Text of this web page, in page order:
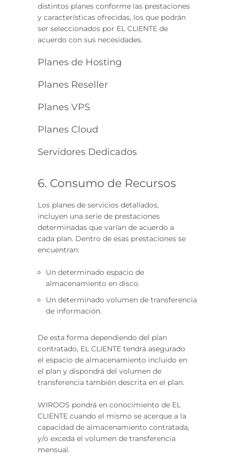
distintos planes conforme las prestaciones
y características ofrecidas, los que podrán
ser seleccionados por EL CLIENTE de
acuerdo con sus necesidades.
Planes de Hosting
Planes Reseller
Planes VPS
Planes Cloud
Servidores Dedicados
6. Consumo de Recursos
Los planes de servicios detallados,
incluyen una serie de prestaciones
determinadas que varían de acuerdo a
cada plan. Dentro de esas prestaciones se
encuentran:
Un determinado espacio de
almacenamiento en disco.
Un determinado volumen de transferencia
de información.
De esta forma dependiendo del plan
contratado, EL CLIENTE tendrá asegurado
el espacio de almacenamiento incluido en
el plan y dispondrá del volumen de
transferencia también descrita en el plan.
WIROOS pondrá en conocimiento de EL
CLIENTE cuando el mismo se acerque a la
capacidad de almacenamiento contratada,
y/o exceda el volumen de transferencia
mensual.